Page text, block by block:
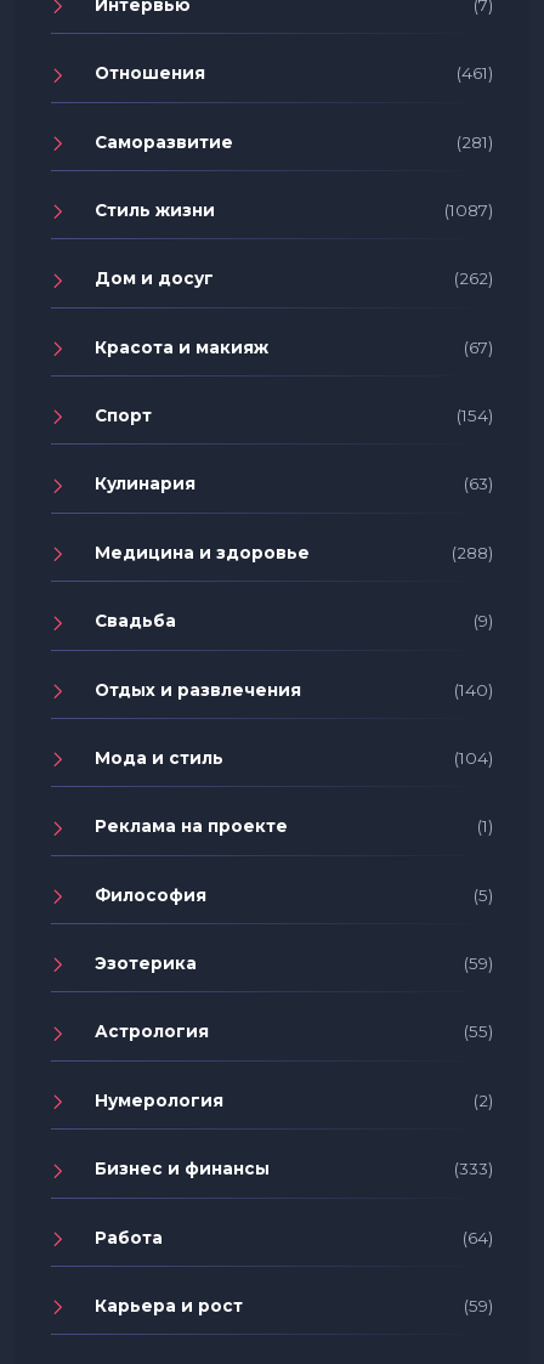
Интервью (7)
Отношения (461)
Саморазвитие (281)
Стиль жизни (1087)
Дом и досуг (262)
Красота и макияж (67)
Спорт (154)
Кулинария (63)
Медицина и здоровье (288)
Свадьба (9)
Отдых и развлечения (140)
Мода и стиль (104)
Реклама на проекте (1)
Философия (5)
Эзотерика (59)
Астрология (55)
Нумерология (2)
Бизнес и финансы (333)
Работа (64)
Карьера и рост (59)